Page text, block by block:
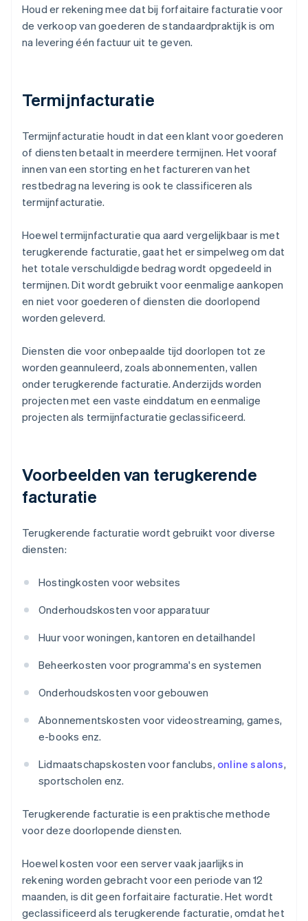
Houd er rekening mee dat bij forfaitaire facturatie voor
de verkoop van goederen de standaardpraktijk is om
na levering één factuur uit te geven.
Termijnfacturatie
Termijnfacturatie houdt in dat een klant voor goederen
of diensten betaalt in meerdere termijnen. Het vooraf
innen van een storting en het factureren van het
restbedrag na levering is ook te classificeren als
termijnfacturatie.
Hoewel termijnfacturatie qua aard vergelijkbaar is met
terugkerende facturatie, gaat het er simpelweg om dat
het totale verschuldigde bedrag wordt opgedeeld in
termijnen. Dit wordt gebruikt voor eenmalige aankopen
en niet voor goederen of diensten die doorlopend
worden geleverd.
Diensten die voor onbepaalde tijd doorlopen tot ze
worden geannuleerd, zoals abonnementen, vallen
onder terugkerende facturatie. Anderzijds worden
projecten met een vaste einddatum en eenmalige
projecten als termijnfacturatie geclassificeerd.
Voorbeelden van terugkerende
facturatie
Terugkerende facturatie wordt gebruikt voor diverse
diensten:
Hostingkosten voor websites
Onderhoudskosten voor apparatuur
Huur voor woningen, kantoren en detailhandel
Beheerkosten voor programma's en systemen
Onderhoudskosten voor gebouwen
Abonnementskosten voor videostreaming, games,
e-books enz.
Lidmaatschapskosten voor fanclubs, online salons,
sportscholen enz.
Terugkerende facturatie is een praktische methode
voor deze doorlopende diensten.
Hoewel kosten voor een server vaak jaarlijks in
rekening worden gebracht voor een periode van 12
maanden, is dit geen forfaitaire facturatie. Het wordt
geclassificeerd als terugkerende facturatie, omdat het